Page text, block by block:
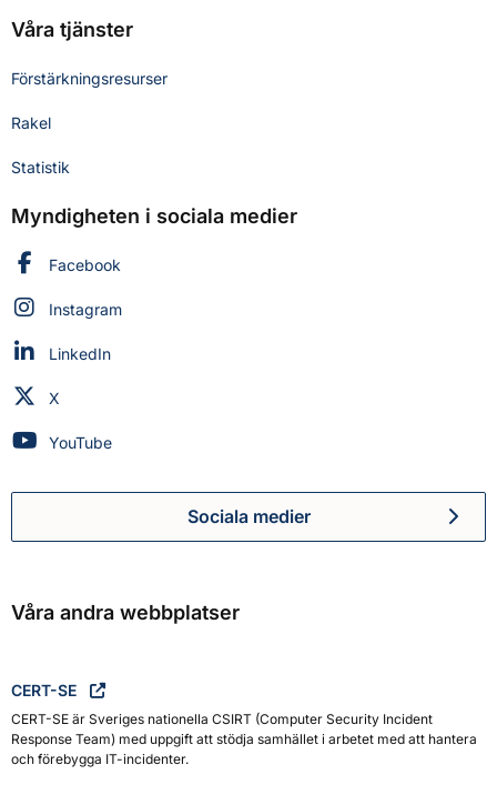
Våra tjänster
Förstärkningsresurser
Rakel
Statistik
Myndigheten i sociala medier
Myndigheten för civilt försvar på
Facebook
Myndigheten för civilt försvar på
Instagram
Myndigheten för civilt försvar på
LinkedIn
Myndigheten för civilt försvar på
X
Myndigheten för civilt försvar på
YouTube
Myndigheten för civilt
Sociala medier
Våra andra webbplatser
CERT-SE
CERT-SE är Sveriges nationella CSIRT (Computer Security Incident
Response Team) med uppgift att stödja samhället i arbetet med att hantera
och förebygga IT-incidenter.